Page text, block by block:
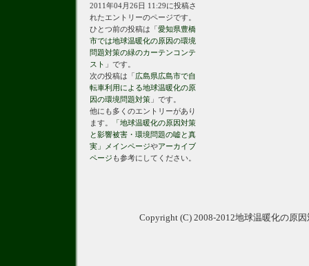
2011年04月26日 11:29に投稿さ
れたエントリーのページです。
ひとつ前の投稿は「愛知県豊橋
市では地球温暖化の原因の環境
問題対策の緑のカーテンコンテ
スト 」です。
次の投稿は「広島県広島市で自
転車利用による地球温暖化の原
因の環境問題対策 」です。
他にも多くのエントリーがあり
ます。
「地球温暖化の原因対策
と影響被害・環境問題の嘘と真
実」メインページやアーカイブ
ページ も参考にしてください。
Copyright (C) 2008-2012地球温暖化の原